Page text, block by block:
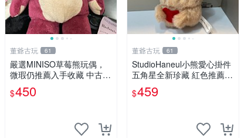
董爺古玩 61
嚴選MINISO草莓熊玩偶，
微瑕仍推薦入手收藏 中古 M
INISO 草莓熊 玩具 收藏
$450
董爺古玩 61
StudioHaneul小熊愛心掛件
五角星全新珍藏 紅色推薦收
藏 玩具掛飾 掛件 新品
$459